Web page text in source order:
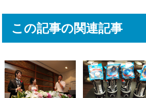
この記事の関連記事